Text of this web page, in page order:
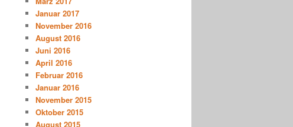
Januar 2017
November 2016
August 2016
Juni 2016
April 2016
Februar 2016
Januar 2016
November 2015
Oktober 2015
August 2015